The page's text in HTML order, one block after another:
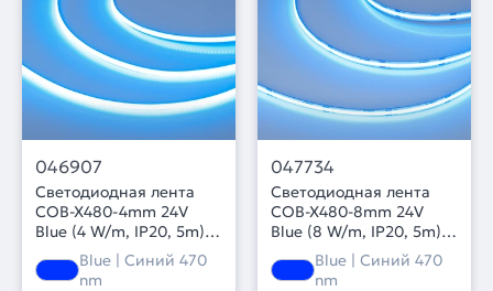
046907
Светодиодная лента
COB-X480-4mm 24V
Blue (4 W/m, IP20, 5m)
(Arlight, -)Blue | Синий 470
nm
047734
Светодиодная лента
COB-X480-8mm 24V
Blue (8 W/m, IP20, 5m)
(Arlight, -)Blue | Синий 470
nm